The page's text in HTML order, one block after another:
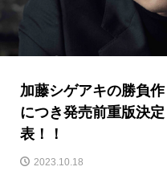
加藤シゲアキの勝負
につき発売前重版決
表！！
2023.10.18